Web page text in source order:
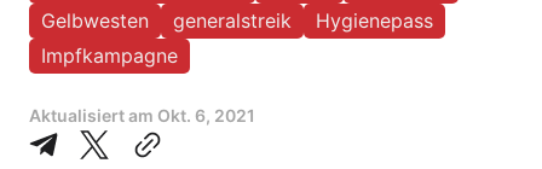
Gelbwesten
generalstreik
Hygienepass
Impfkampagne
Aktualisiert am Okt. 6, 2021